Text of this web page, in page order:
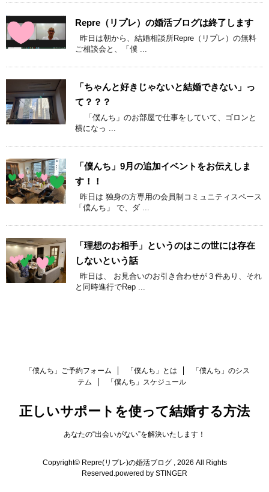
Repre（リプレ）の婚活ブログは終了します
昨日は朝から、結婚相談所Repre（リプレ）の無料
ご相談会と、「僕 ...
「ちゃんと好きじゃないと結婚できない」っ
て？？？
「僕んち」のお部屋で仕事をしていて、ゴロンと
横になっ ...
「僕んち」9月の追加イベントをお伝えしま
す！！
昨日は 独身の方専用の会員制コミュニティスペース
「僕んち」 で、ダ ...
「理想のお相手」というのはこの世には存在
しないという話
昨日は、 お見合いのお引き合わせが３件あり、それ
と同時進行でRep ...
「僕んち」ご予約フォーム 「僕んち」とは
「僕んち」のシス
テム
「僕んち」スケジュール
正しいサポートを使って結婚する方法
あなたの“出会いがない”を解決いたします！
Copyright© Repre(リプレ)の婚活ブログ , 2026 All Rights
Reserved. powered by STINGER